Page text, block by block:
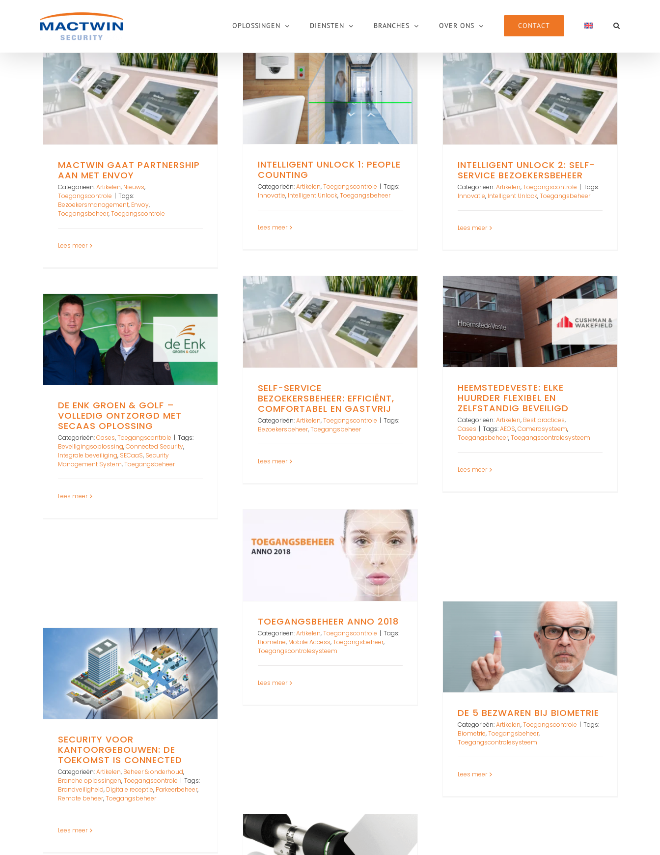
OPLOSSINGEN DIENSTEN BRANCHES OVER ONS CONTACT
MACTWIN GAAT PARTNERSHIP
AAN MET ENVOY
Categorieën:Artikelen, Nieuws,
Toegangscontrole | Tags:
Bezoekersmanagement, Envoy,
Toegangsbeheer,Toegangscontrole
Lees meer
INTELLIGENT UNLOCK 1: PEOPLE
COUNTING
Categorieën:Artikelen,Toegangscontrole | Tags:
Innovatie, Intelligent Unlock,Toegangsbeheer
Lees meer
INTELLIGENT UNLOCK 2: SELF-
SERVICE BEZOEKERSBEHEER
Categorieën:Artikelen,Toegangscontrole | Tags:
Innovatie, Intelligent Unlock,Toegangsbeheer
Lees meer
SELF-SERVICE
BEZOEKERSBEHEER: EFFICIËNT,
COMFORTABEL EN GASTVRIJ
Categorieën:Artikelen,Toegangscontrole | Tags:
Bezoekersbeheer,Toegangsbeheer
Lees meer
HEEMSTEDEVESTE: ELKE
HUURDER FLEXIBEL EN
ZELFSTANDIG BEVEILIGD
Categorieën:Artikelen, Best practices,
Cases | Tags:AEOS,Camerasysteem,
Toegangsbeheer,Toegangscontrolesysteem
Lees meer
DE ENK GROEN & GOLF –
VOLLEDIG ONTZORGD MET
SECAAS OPLOSSING
Categorieën:Cases,Toegangscontrole | Tags:
Beveiligingsoplossing,Connected Security,
Integrale beveiliging, SECaaS, Security
Management System,Toegangsbeheer
Lees meer
TOEGANGSBEHEER ANNO 2018
Categorieën:Artikelen,Toegangscontrole | Tags:
Biometrie, Mobile Access,Toegangsbeheer,
Toegangscontrolesysteem
Lees meer
DE 5 BEZWAREN BIJ BIOMETRIE
Categorieën:Artikelen,Toegangscontrole | Tags:
Biometrie,Toegangsbeheer,
Toegangscontrolesysteem
Lees meer
SECURITY VOOR
KANTOORGEBOUWEN: DE
TOEKOMST IS CONNECTED
Categorieën:Artikelen, Beheer & onderhoud,
Branche oplossingen,Toegangscontrole | Tags:
Brandveiligheid, Digitale receptie, Parkeerbeheer,
Remote beheer,Toegangsbeheer
Lees meer